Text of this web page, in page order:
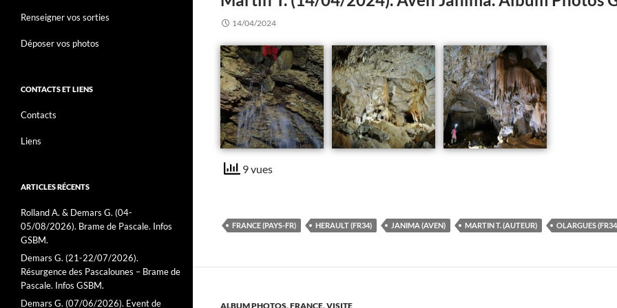
14/04/2024
9 vues
FRANCE (PAYS-FR) HERAULT (FR34) JANIMA (AVEN) MARTIN T. (AUTEUR) OLARGUES
ALBUM PHOTOS,FRANCE,VISITE
Renseigner vos sorties
Déposer vos photos
CONTACTS ET LIENS
Contacts
Liens
ARTICLES RÉCENTS
Rolland A. & Demars G. (04-
05/08/2026). Brame de Pascale. Infos
GSBM.
Demars G. (21-22/07/2026).
Résurgence des Pascalounes – Brame de
Pascale. Infos GSBM.
Demars G. (07/06/2026). Event de